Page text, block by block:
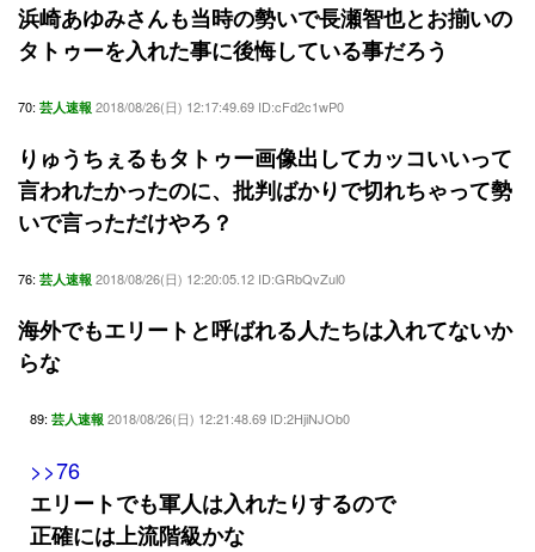
浜崎あゆみさんも当時の勢いで長瀬智也とお揃いの
タトゥーを入れた事に後悔している事だろう
70: 芸人速報 2018/08/26(日) 12:17:49.69 ID:cFd2c1wP0
りゅうちぇるもタトゥー画像出してカッコいいって
言われたかったのに、批判ばかりで切れちゃって勢
いで言っただけやろ？
76: 芸人速報 2018/08/26(日) 12:20:05.12 ID:GRbQvZul0
海外でもエリートと呼ばれる人たちは入れてないか
らな
89: 芸人速報 2018/08/26(日) 12:21:48.69 ID:2HjiNJOb0
>>76
エリートでも軍人は入れたりするので
正確には上流階級かな